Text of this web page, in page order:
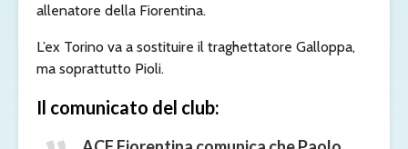
allenatore della Fiorentina.
L’ex Torino va a sostituire il traghettatore Galloppa,
ma soprattutto Pioli.
Il comunicato del club: